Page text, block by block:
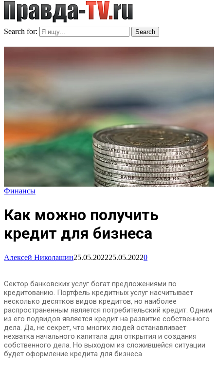
Search for: Search
Финансы
Как можно получить
кредит для бизнеса
Алексей Николашин25.05.202225.05.20220
Сектор банковских услуг богат предложениями по
кредитованию. Портфель кредитных услуг насчитывает
несколько десятков видов кредитов, но наиболее
распространенным является потребительский кредит. Одним
из его подвидов является кредит на развитие собственного
дела. Да, не секрет, что многих людей останавливает
нехватка начального капитала для открытия и создания
собственного дела. Но выходом из сложившейся ситуации
будет оформление кредита для бизнеса.